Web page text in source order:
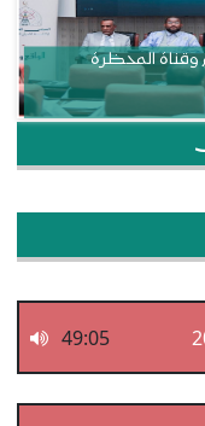
وقناة المحظرة
49:05